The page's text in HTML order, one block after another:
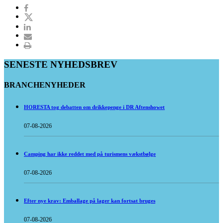
SENESTE NYHEDSBREV
BRANCHENYHEDER
HORESTA tog debatten om drikkepenge i DR Aftenshowet
07-08-2026
Camping har ikke reddet med på turismens vækstbølge
07-08-2026
Efter nye krav: Emballage på lager kan fortsat bruges
07-08-2026